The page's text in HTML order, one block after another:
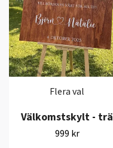
Flera val
Välkomstskylt - trä
999 kr